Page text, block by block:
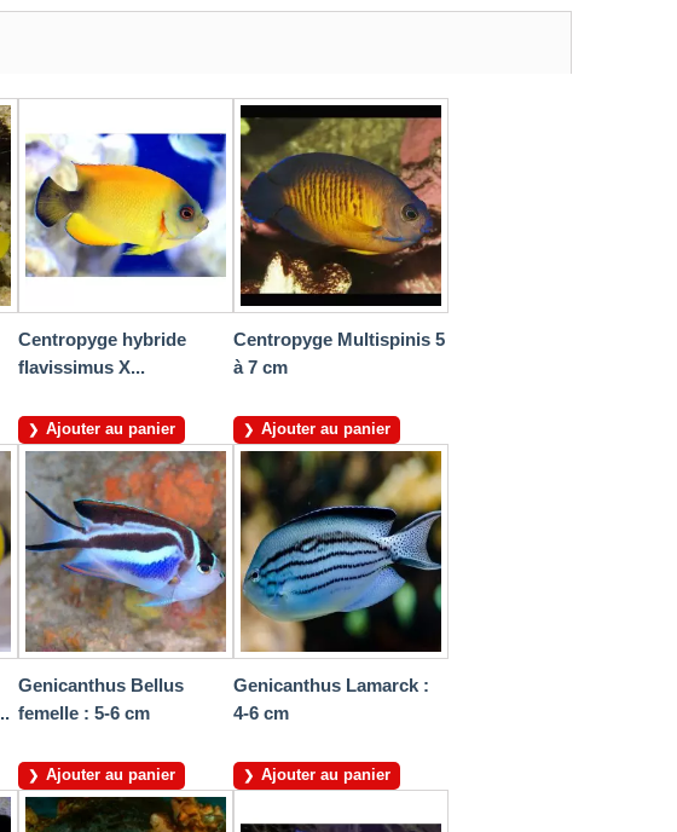
Centropyge hybride
flavissimus X...
Ajouter au panier
Centropyge Multispinis 5
à 7 cm
Ajouter au panier
Genicanthus Bellus
femelle : 5-6 cm
Ajouter au panier
Genicanthus Lamarck :
4-6 cm
Ajouter au panier